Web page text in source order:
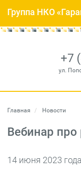
+7
ул.
Группа НКО
Главная Новости
Вебинар про
14 июня 2023 года